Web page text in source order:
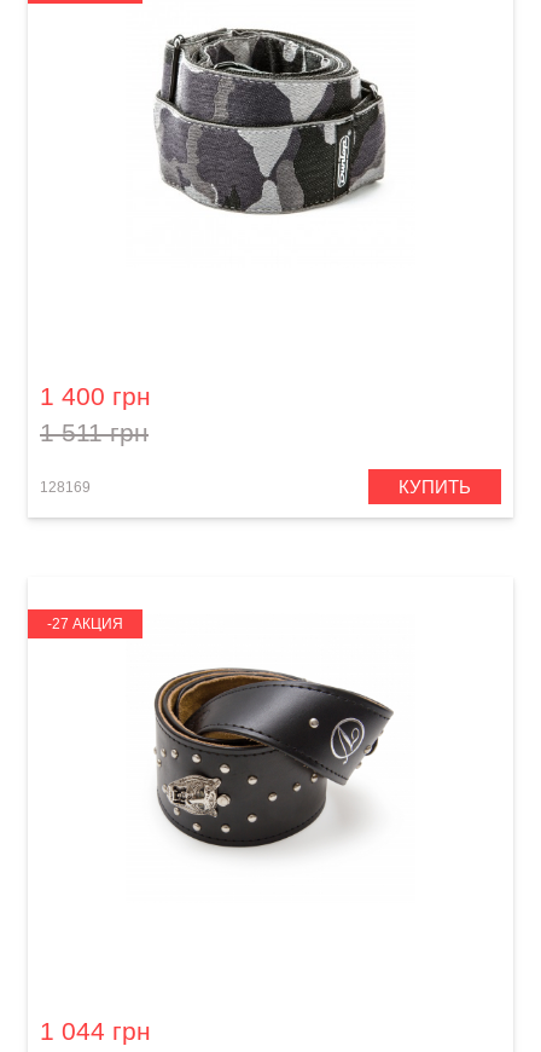
1 400 грн
1 511 грн
128169 КУПИТЬ
-27 АКЦИЯ
1 044 грн